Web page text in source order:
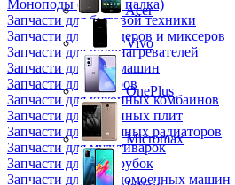
Моноподы (Селфи палка)
Запчасти для бытовой техники
Запчасти для блендеров и миксеров
Запчасти для водонагревателей
Запчасти для кофемашин
Запчасти для кулеров
Запчасти для кухонных комбаинов
Запчасти для кухонных плит
Запчасти для масляных радиаторов
Запчасти для мультиварок
Запчасти для мясорубок
Запчасти для посудомоечных машин
Acer
Vivo
OnePlus
Micromax